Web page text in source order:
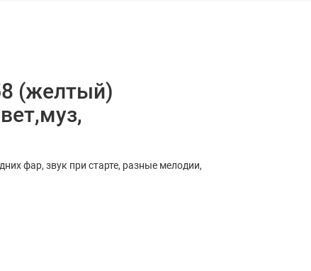
(желтый)
фар, звук при старте, разные мелодии,